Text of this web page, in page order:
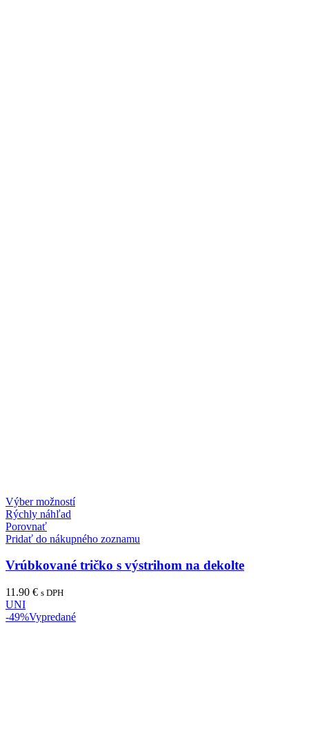
Výber možností
Rýchly náhľad
Porovnať
Pridať do nákupného zoznamu
Vrúbkované tričko s výstrihom na dekolte
11.90 € s DPH
UNI
-49%Vypredané